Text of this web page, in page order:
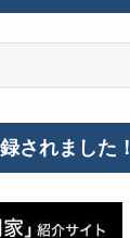
されました！